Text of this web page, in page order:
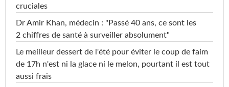
cruciales
Dr Amir Khan, médecin : "Passé 40 ans, ce sont les
2 chiffres de santé à surveiller absolument"
Le meilleur dessert de l'été pour éviter le coup de faim
de 17h n'est ni la glace ni le melon, pourtant il est tout
aussi frais